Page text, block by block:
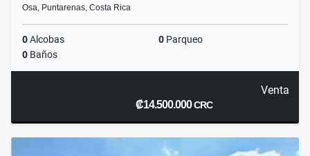
Osa, Puntarenas, Costa Rica
0Alcobas 0 Parqueo
0 Baños
Venta
₡14.500.000CRC